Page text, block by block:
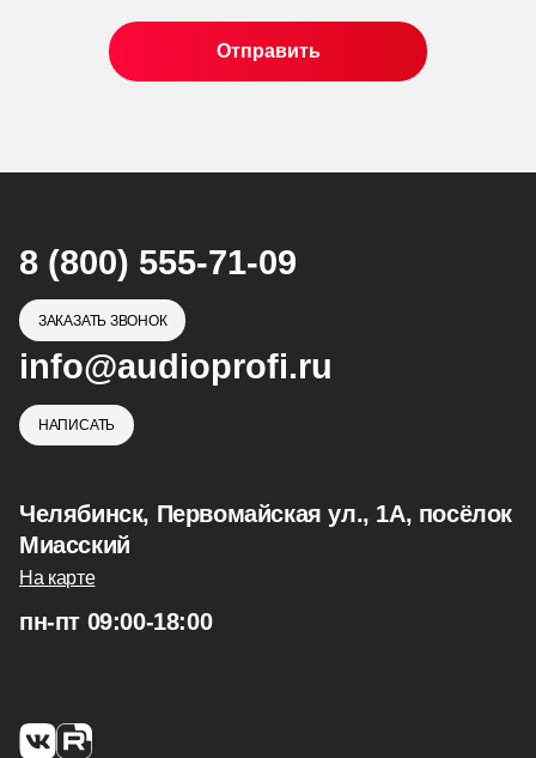
8 (800) 555-71-09
ЗАКАЗАТЬ ЗВОНОК
info@audioprofi.ru
НАПИСАТЬ
Челябинск, Первомайская ул., 1А, посёлок
Миасский
На карте
пн-пт 09:00-18:00